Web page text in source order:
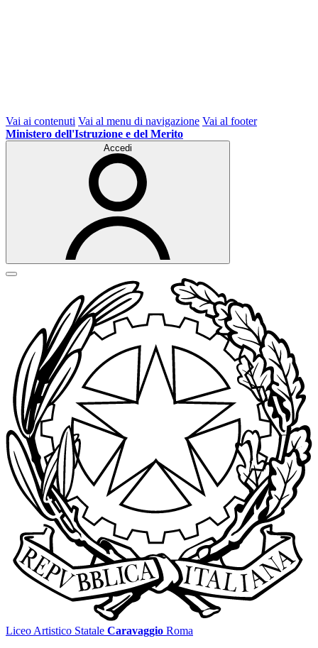
Vai ai contenuti Vai al menu di navigazione Vai al footer
Ministero dell'Istruzione e del Merito
Accedi
Liceo Artistico Statale Caravaggio Roma